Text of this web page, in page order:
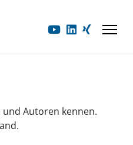
und Autoren kennen.